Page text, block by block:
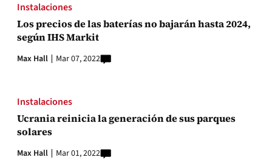
Instalaciones
Los precios de las baterías no bajarán hasta 2024,
según IHS Markit
Max Hall Mar 07, 2022
Instalaciones
Ucrania reinicia la generación de sus parques
solares
Max Hall Mar 01, 2022